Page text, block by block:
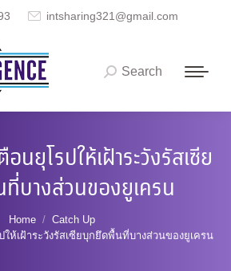
intsharing321@gmail.com
Search:
Search
นยุโรปให้เฝ้าระวังรัสเซีย
บางส่วนของยูเครน
Home
Catch Up
ให้เฝ้าระวังรัสเซียบุกยึดพื้นที่บางส่วนของยูเครน